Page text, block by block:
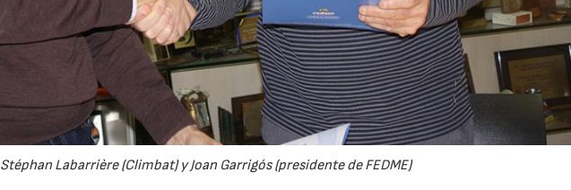
Stéphan Labarrière (Climbat) y Joan Garrigós (presidente de FEDME)